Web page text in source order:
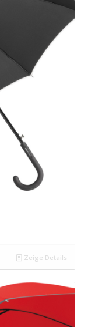
Zeige Details